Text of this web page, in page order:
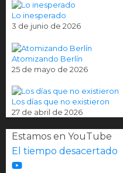
Lo inesperado
3 de junio de 2026
Atomizando Berlín
25 de mayo de 2026
Los días que no existieron
27 de abril de 2026
Estamos en YouTube
El tiempo desacertado